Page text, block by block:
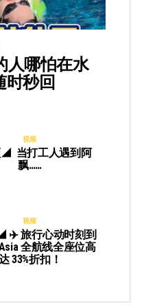
哪怕在水
时秒回
视频
当打工人遇到阿
飘……
视频
✈️ 旅行心动时刻到
全航线全座位高
33%折扣！